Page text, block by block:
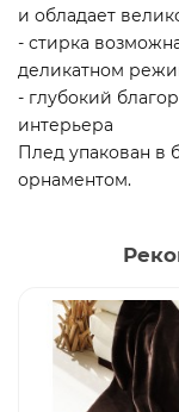
и обладает
- стирка
деликатном
- глубокий
интерьера
Плед упакован в
орнаментом.